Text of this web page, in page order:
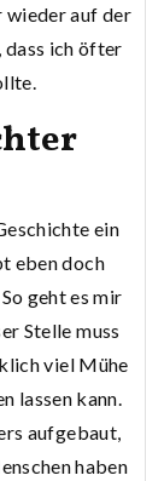
wieder auf der
dass ich öfter
ein
eben doch
geht es mir
Stelle muss
viel Mühe
lassen kann.
aufgebaut,
haben